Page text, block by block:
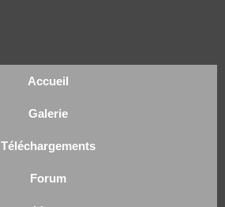
Accueil
Galerie
Téléchargements
Forum